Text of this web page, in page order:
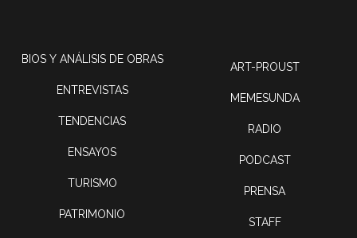
BIOS Y ANÁLISIS DE OBRAS
ENTREVISTAS
TENDENCIAS
ENSAYOS
TURISMO
PATRIMONIO
ART-PROUST
MEMESUNDA
RADIO
PODCAST
PRENSA
STAFF